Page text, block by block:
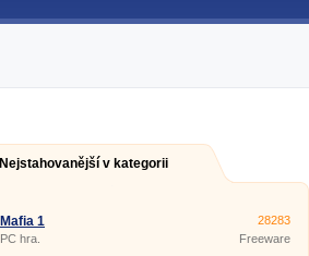
Nejstahovanější v kategorii
Mafia 1
PC hra.
28283
Freeware